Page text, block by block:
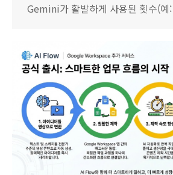
Gemini가 활발하게 사용된 횟수(